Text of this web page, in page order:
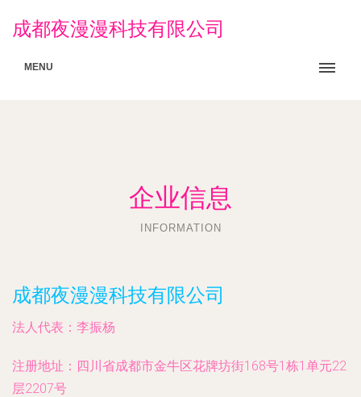
成都夜漫漫科技有限公司
MENU
企业信息
INFORMATION
成都夜漫漫科技有限公司
法人代表： 李振杨
注册地址： 四川省成都市金牛区花牌坊街168号1栋1单元22
层2207号